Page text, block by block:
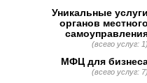
Уникальные услуги
органов местного
(всего услуг: 1)
МФЦ для
(всего услуг: 7)